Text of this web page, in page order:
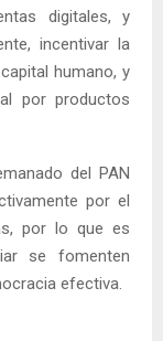
digitales, y
incentivar la
humano, y
por productos
del PAN
por el
por lo que es
se fomenten
efectiva.